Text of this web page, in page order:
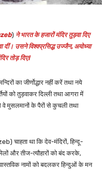
) ने भारत के हजारों मंदिर तुड़वा दिए
दीं। उसने विश्वप्रसिद्ध उज्जैन, अयोध्या
तोड़ दिए!
का जीर्णोद्धार नहीं करें तथा नये
को तुड़वाकर दिल्ली तथा आगरा में
वे मुसलमानों के पैरों से कुचली तथा
था कि देव-मंदिरों, हिन्दू-
और तीज-त्यौहारों को बंद करके,
वास्तविक नामों को बदलकर हिन्दुओं के मन